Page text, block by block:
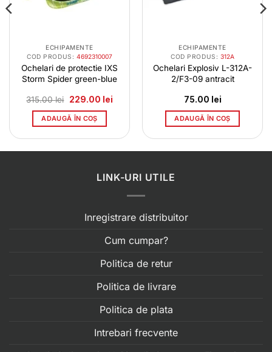
ECHIPAMENTE
COD PRODUS: 4692310007
Ochelari de protectie IXS
Storm Spider green-blue
315.00lei Prețul
a
fost:
229.00 leiPrețul
ADAUGĂ ÎN COȘ
ECHIPAMENTE
COD PRODUS: 312A
Ochelari Explosiv L-312A-
2/F3-09 antracit
75.00 lei
ADAUGĂ ÎN COȘ
LINK-URI UTILE
Inregistrare distribuitor
Cum cumpar?
Politica de retur
Politica de livrare
Politica de plata
Intrebari frecvente